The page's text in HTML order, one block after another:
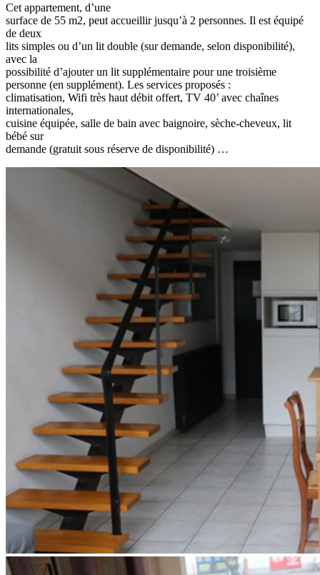
Cet appartement, d’une
surface de 55 m2, peut accueillir jusqu’à 2 personnes. Il est équipé
de deux
lits simples ou d’un lit double (sur demande, selon disponibilité),
avec la
possibilité d’ajouter un lit supplémentaire pour une troisième
personne (en supplément). Les services proposés :
climatisation, Wifi très haut débit offert, TV 40’ avec chaînes
internationales,
cuisine équipée, salle de bain avec baignoire, sèche-cheveux, lit
bébé sur
demande (gratuit sous réserve de disponibilité) …